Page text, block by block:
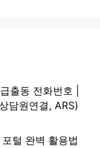
출동 전화번호 |
담원연결, ARS)
털 완벽 활용법